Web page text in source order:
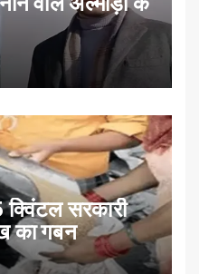
सरकारी
का गबन